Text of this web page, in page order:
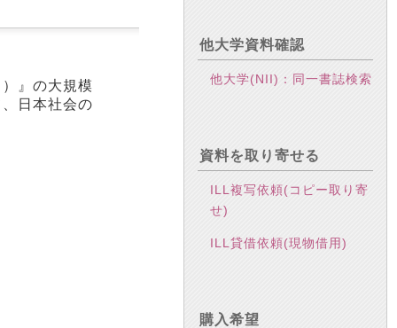
』の大規模
日本社会の
他大学資料確認
他大学(NII)：同一書誌検索
資料を取り寄せる
ILL複写依頼(コピー取り寄
せ)
ILL貸借依頼(現物借用)
購入希望